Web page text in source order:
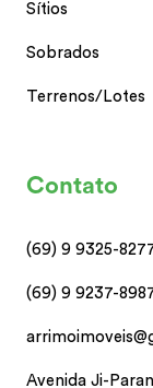
Sítios
Sobrados
Terrenos/Lotes
Contato
(69) 9 9325-
(69) 9 9237-
Avenida Ji-